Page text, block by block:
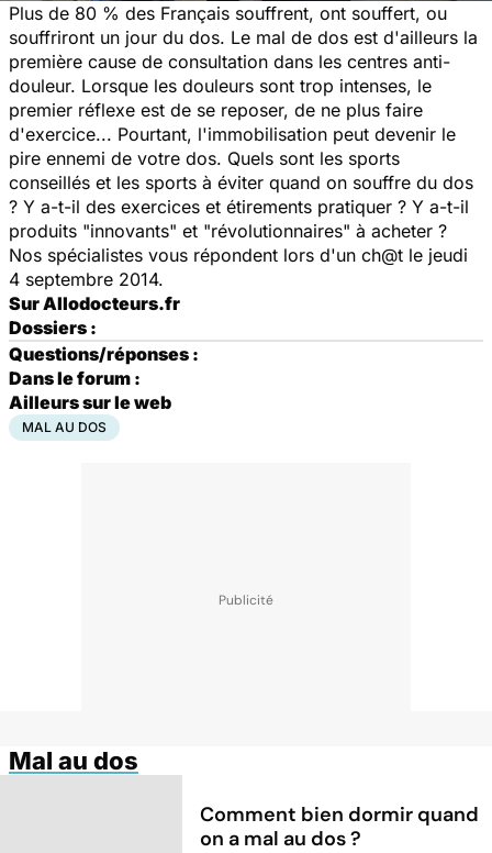
Plus de 80 % des Français souffrent, ont souffert, ou
souffriront un jour du dos. Le mal de dos est d'ailleurs la
première cause de consultation dans les centres anti-
douleur. Lorsque les douleurs sont trop intenses, le
premier réflexe est de se reposer, de ne plus faire
d'exercice... Pourtant, l'immobilisation peut devenir le
pire ennemi de votre dos. Quels sont les sports
conseillés et les sports à éviter quand on souffre du dos
? Y a-t-il des exercices et étirements pratiquer ? Y a-t-il
produits "innovants" et "révolutionnaires" à acheter ?
Nos spécialistes vous répondent lors d'un ch@t le jeudi
4 septembre 2014.
Sur Allodocteurs.fr
Dossiers :
Questions/réponses :
Dans le forum :
Ailleurs sur le web
MAL AU DOS
Mal au dos
Comment bien dormir quand
on a mal au dos ?